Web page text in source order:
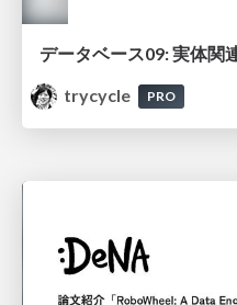
データベース09: 実体関
trycycle
PRO